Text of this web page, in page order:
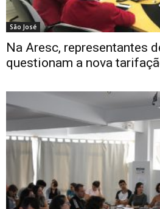
São José
Na Aresc, representantes
questionam a nova